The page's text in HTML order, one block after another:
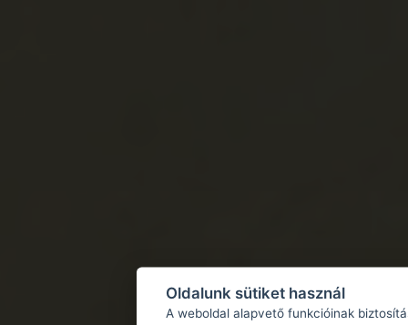
Oldalunk sütiket használ
A weboldal alapvető funkcióinak